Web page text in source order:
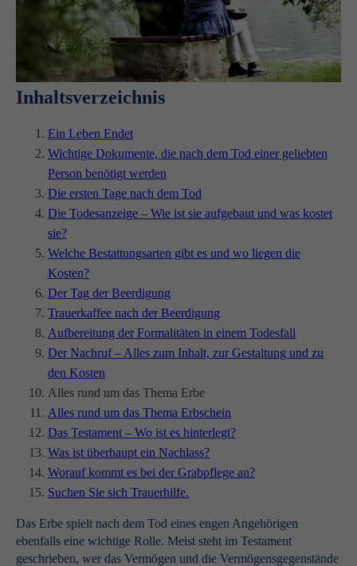
Inhaltsverzeichnis
Ein Leben Endet
Wichtige Dokumente, die nach dem Tod einer geliebten
Person benötigt werden
Die ersten Tage nach dem Tod
Die Todesanzeige – Wie ist sie aufgebaut und was kostet
sie?
Welche Bestattungsarten gibt es und wo liegen die
Kosten?
Der Tag der Beerdigung
Trauerkaffee nach der Beerdigung
Aufbereitung der Formalitäten in einem Todesfall
Der Nachruf – Alles zum Inhalt, zur Gestaltung und zu
den Kosten
Alles rund um das Thema Erbe
Alles rund um das Thema Erbschein
Das Testament – Wo ist es hinterlegt?
Was ist überhaupt ein Nachlass?
Worauf kommt es bei der Grabpflege an?
Suchen Sie sich Trauerhilfe.
Das Erbe spielt nach dem Tod eines engen Angehörigen
ebenfalls eine wichtige Rolle. Meist steht im Testament
geschrieben, wer das Vermögen und die Vermögensgegenstände